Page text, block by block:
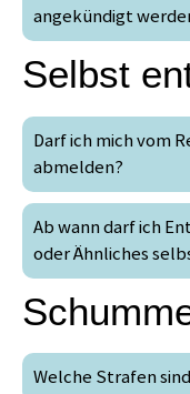
angekündigt
Selbst
Darf ich mich vom
abmelden?
Ab wann darf ich
oder Ähnliches
Welche Strafen